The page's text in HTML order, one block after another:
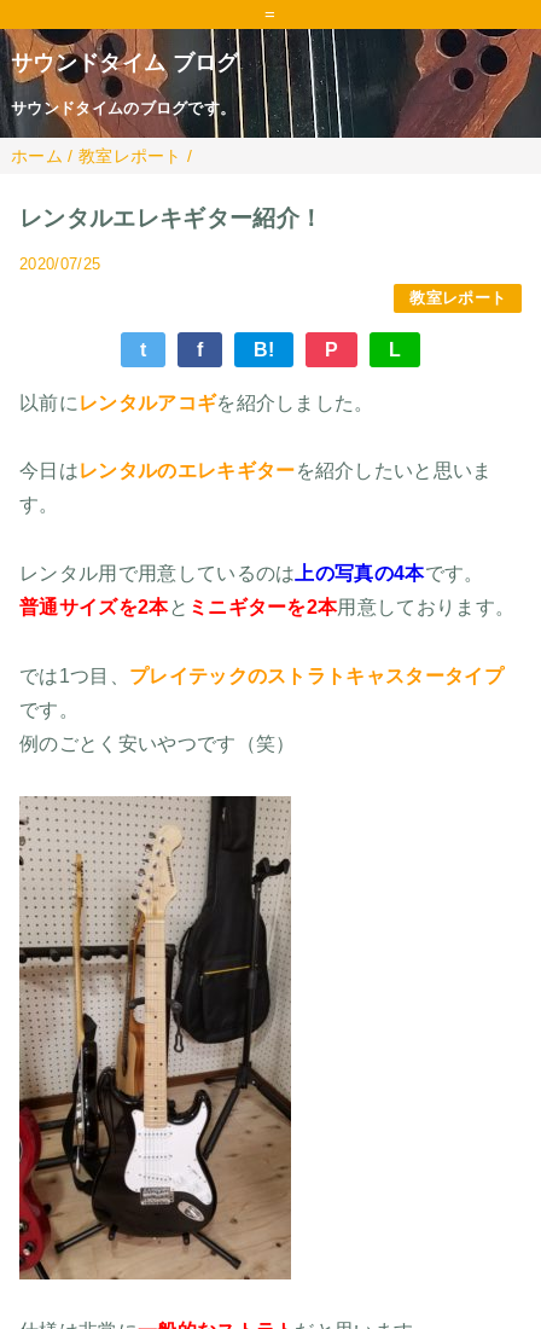
=
サウンドタイム ブログ
サウンドタイムのブログです。
ホーム / 教室レポート /
レンタルエレキギター紹介！
2020/07/25
教室レポート
t f B! P L
以前に レンタルアコギを紹介しました。
今日はレンタルのエレキギターを紹介したいと思いま
す。
レンタル用で用意しているのは 上の写真の4本です。
普通サイズを2本と ミニギターを2本用意しております。
では1つ目、 プレイテックのストラトキャスタータイプ
です。
例のごとく安いやつです（笑）